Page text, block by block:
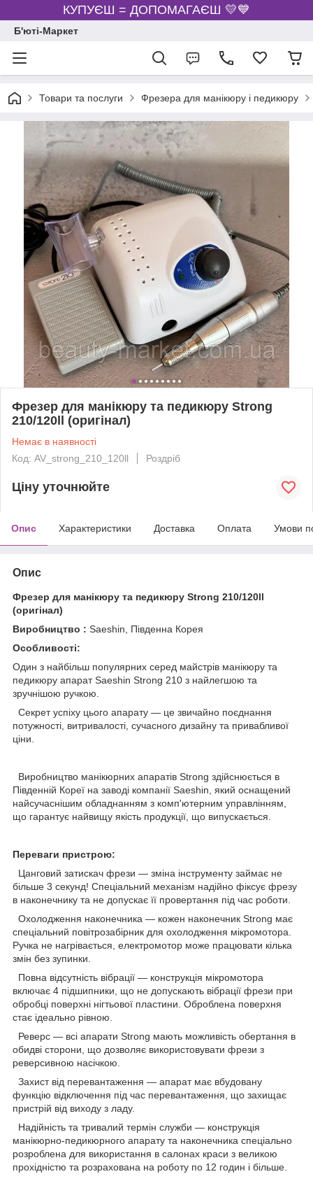
КУПУЄШ = ДОПОМАГАЄШ 💛💙
Б'юті-Маркет
Товари та послуги Фрезера для манікюру і педикюру
Фрезер для манікюру та педикюру Strong
210/120ll (оригінал)
Немає в наявності
Код: AV_strong_210_120ll
Роздріб
Ціну уточнюйте
Опис Характеристики Доставка Оплата Умови
Опис
Фрезер для манікюру та педикюру Strong 210/120ll
(оригінал)
Виробництво : Saeshin, Південна Корея
Особливості:
Один з найбільш популярних серед майстрів манікюру та
педикюру апарат Saeshin Strong 210 з найлегшою та
зручнішою ручкою.
Секрет успіху цього апарату — це звичайно поєднання
потужності, витривалості, сучасного дизайну та привабливої
ціни.
Виробництво манікюрних апаратів Strong здійснюється в
Південній Кореї на заводі компанії Saeshin, який оснащений
найсучаснішим обладнанням з комп'ютерним управлінням,
що гарантує найвищу якість продукції, що випускається.
Переваги пристрою:
Цанговий затискач фрези — зміна інструменту займає не
більше 3 секунд! Спеціальний механізм надійно фіксує фрезу
в наконечнику та не допускає її провертання під час роботи.
Охолодження наконечника — кожен наконечник Strong має
спеціальний повітрозабірник для охолодження мікромотора.
Ручка не нагрівається, електромотор може працювати кілька
змін без зупинки.
Повна відсутність вібрації — конструкція мікромотора
включає 4 підшипники, що не допускають вібрації фрези при
обробці поверхні нігтьової пластини. Оброблена поверхня
стає ідеально рівною.
Реверс — всі апарати Strong мають можливість обертання в
обидві сторони, що дозволяє використовувати фрези з
реверсивною насічкою.
Захист від перевантаження — апарат має вбудовану
функцію відключення під час перевантаження, що захищає
пристрій від виходу з ладу.
Надійність та тривалий термін служби — конструкція
манікюрно-педикюрного апарату та наконечника спеціально
розроблена для використання в салонах краси з великою
прохідністю та розрахована на роботу по 12 годин і більше.